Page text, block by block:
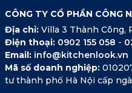
CÔNG TY CỔ PHẦN CÔNG
Địa chỉ: Villa 3 Thành Công,
Điện thoại: 0902 155 058 -
Email: info@kitchenlook.vn
Mã số doanh nghiệp:
tư thành phố Hà Nội cấp